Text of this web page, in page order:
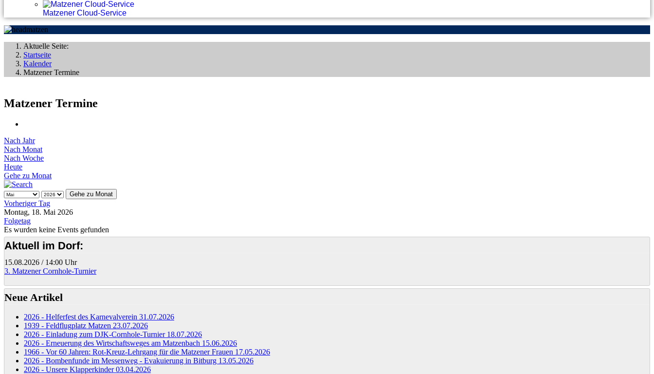
Matzener Cloud-Service
Aktuelle Seite:
Startseite
Kalender
Matzener Termine
Matzener Termine
Nach Jahr
Nach Monat
Nach Woche
Heute
Gehe zu Monat
Gehe zu Monat
Vorheriger Tag
Montag, 18. Mai 2026
Folgetag
Es wurden keine Events gefunden
Aktuell im Dorf:
15.08.2026 / 14:00 Uhr
3. Matzener Cornhole-Turnier
Neue Artikel
2026 - Helferfest des Karnevalverein 31.07.2026
1939 - Feldflugplatz Matzen 23.07.2026
2026 - Einladung zum DJK-Cornhole-Turnier 18.07.2026
2026 - Erneuerung des Wirtschaftsweges am Matzenbach 15.06.2026
1966 - Vor 60 Jahren: Rot-Kreuz-Lehrgang für die Matzener Frauen 17.05.2026
2026 - Bombenfunde im Messenweg - Evakuierung in Bitburg 13.05.2026
2026 - Unsere Klapperkinder03.04.2026